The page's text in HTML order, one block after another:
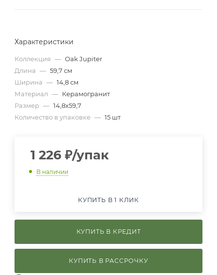
Характеристики
Коллекция — Oak Jupiter
Длина — 59,7 см
Ширина — 14,8 см
Материал — Керамогранит
Размер — 14,8х59,7
Количество в упаковке — 15 шт
1 226 ₽/упак
В наличии
КУПИТЬ В 1 КЛИК
КУПИТЬ В КРЕДИТ
КУПИТЬ В РАССРОЧКУ